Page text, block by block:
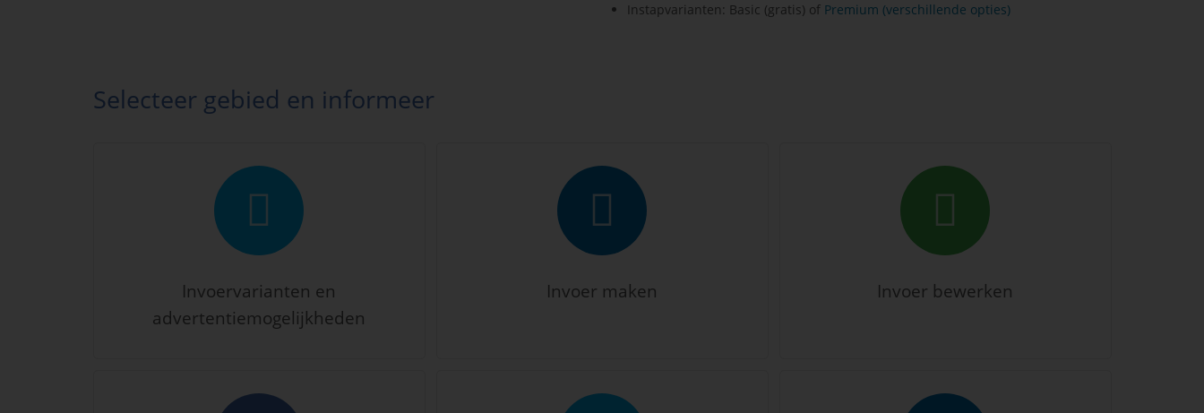
Instapvarianten: Basic (gratis) of Premium (verschillende opties)
Selecteer gebied en informeer
Invoervarianten en
advertentiemogelijkheden
Invoer maken Invoer bewerken